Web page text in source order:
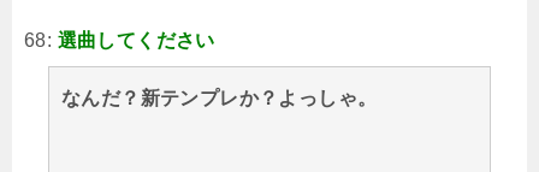
68: 選曲してください
なんだ？新テンプレか？よっしゃ。